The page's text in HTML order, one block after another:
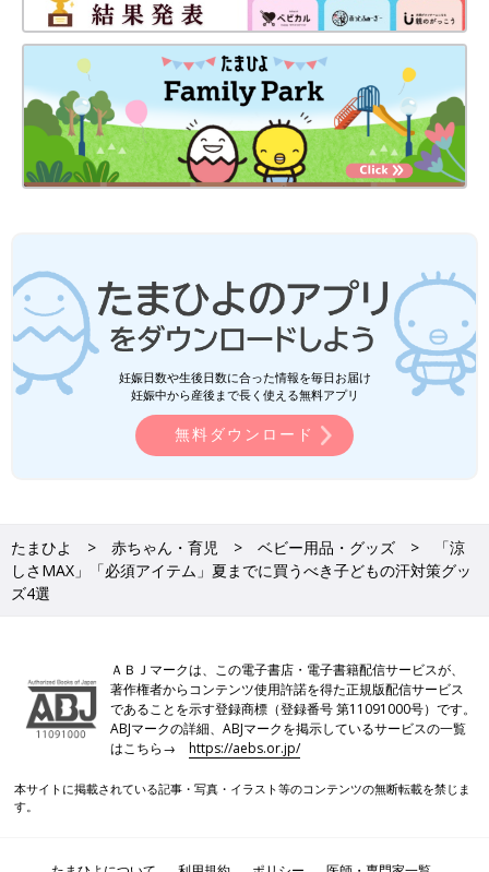
こどもビームスetc.「雨の日でも気分上
がる」「汚れても目立たない」梅雨入り
前に買うべきキッズ長靴5選
雨の日の子どもとのお出かけや登園に、あると
便利な長靴。様々なタイプがあって選ぶのに迷
ってしまいますよね。お気に入りのキャラクタ
ーなどのデザインで選ぶのも楽しいですが、子
どもが使うことを考えると履きやすさや安全面
などにも注意したいところ。そこで今回は、現
役保育士おすすめのキッズ長靴と選ぶ時のポイ
セリア「ディズニーグッズも優秀すぎ」
「これは推せる」ベビー・キッズ雑貨お
アイテムが勢ぞろい。ママたちおすすめのもの
ばかりなので、ぜひチェックしてみてください
ね。
ベビー用品・グッズに関する記事一覧
妊娠日数や生後日数に合った情報を毎日お届け
妊娠中から産後まで長く使える無料アプリ
無料ダウンロード
たまひよ 赤ちゃん・育児 ベビー用品・グッズ
「涼
しさMAX」「必須アイテム」夏までに買うべき子どもの汗対策グッ
ズ4選
ＡＢＪマークは、この電子書店・電子書籍配信サービスが、
著作権者からコンテンツ使用許諾を得た正規版配信サービス
であることを示す登録商標（登録番号 第11091000号）です。
ABJマークの詳細、ABJマークを掲示しているサービスの一覧
はこちら→https://aebs.or.jp/
本サイトに掲載されている記事・写真・イラスト等のコンテンツの無断転載を禁じま
す。